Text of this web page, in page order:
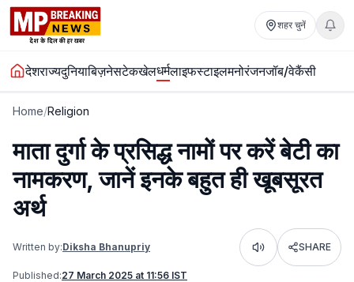
शहर चुनें
देशराज्यदुनियाबिज़नेसटेकखेलधर्मलाइफस्टाइलमनोरंजनजॉब/वेकैंसी
Home/Religion
माता दुर्गा के प्रसिद्ध नामों पर करें बेटी का
नामकरण, जानें इनके बहुत ही खूबसूरत
अर्थ
Written by:Diksha Bhanupriy Listen SHARE
Published:27 March 2025 at 11:56 IST